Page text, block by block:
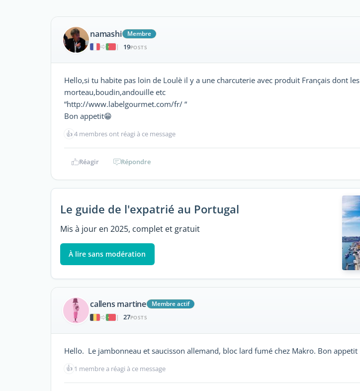
namashi
Membre
|
19POSTS
Hello,si tu habite pas loin de Loulè il y a une charcuterie avec produit Français dont les
morteau,boudin,andouille etc
“http://www.labelgourmet.com/fr/ “
Bon appetit😁
👍4 membres ont réagi à ce message
Réagir Répondre
Le guide de l'expatrié au Portugal
Mis à jour en 2025, complet et gratuit
À lire sans modération
callens martine
Membre actif
|
27POSTS
Hello. Le jambonneau et saucisson allemand, bloc lard fumé chez Makro. Bon appetit
👍 1 membre a réagi à ce message